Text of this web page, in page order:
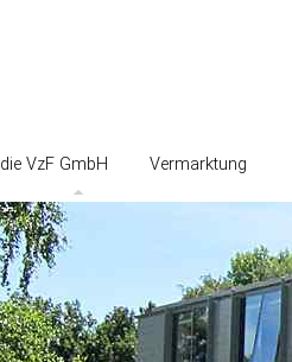
die VzF GmbH
Kontakte
Impressum
Datenschutzerklärung
AGB
Vermarktung